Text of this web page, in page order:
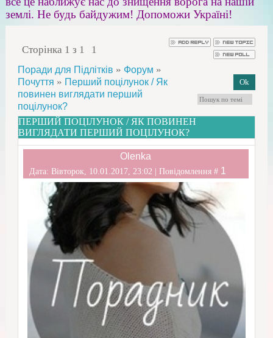
землі. Не будь байдужим! Допоможи Україні!
Сторінка 1 з 1 1
Поради для Підлітків » Форум »
Почуття » Перший поцілунок / Як
повинен виглядати перший
поцілунок?
ПЕРШИЙ ПОЦІЛУНОК / ЯК ПОВИНЕН
ВИГЛЯДАТИ ПЕРШИЙ ПОЦІЛУНОК?
Olenka
Дата: Вівторок, 10.01.2017, 23:02 | Повідомлення # 1